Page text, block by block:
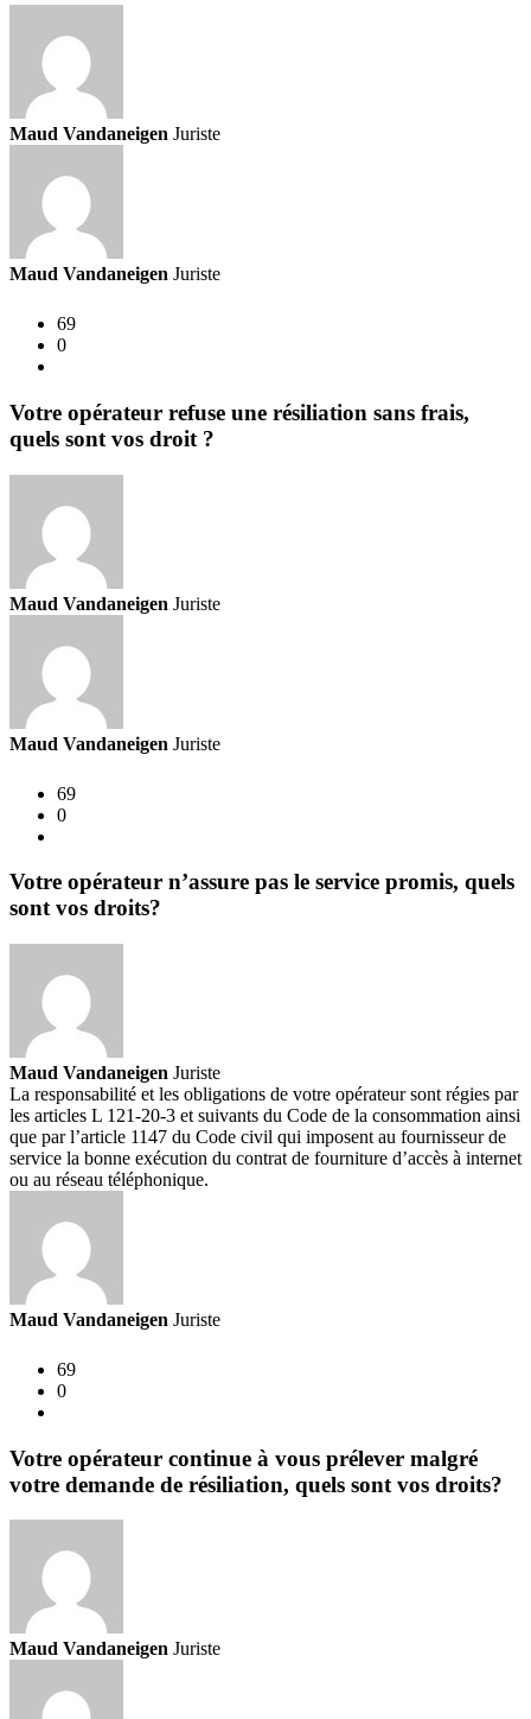
Maud Vandaneigen Juriste
Maud Vandaneigen Juriste
69
0
Votre opérateur refuse une résiliation sans frais,
quels sont vos droit ?
Maud Vandaneigen Juriste
Maud Vandaneigen Juriste
69
0
Votre opérateur n’assure pas le service promis, quels
sont vos droits?
Maud Vandaneigen Juriste
La responsabilité et les obligations de votre opérateur sont régies par
les articles L 121-20-3 et suivants du Code de la consommation ainsi
que par l’article 1147 du Code civil qui imposent au fournisseur de
service la bonne exécution du contrat de fourniture d’accès à internet
ou au réseau téléphonique.
Maud Vandaneigen Juriste
69
0
Votre opérateur continue à vous prélever malgré
votre demande de résiliation, quels sont vos droits?
Maud Vandaneigen Juriste